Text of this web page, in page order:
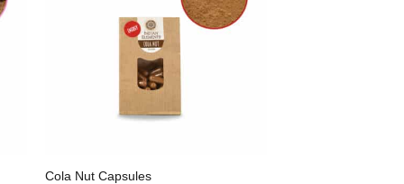
Cola Nut Capsules